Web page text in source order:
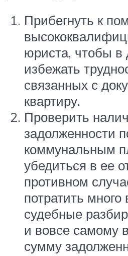
Прибегнуть к
юриста, чтобы
избежать
связанных с
квартиру.
Проверить
задолженности
коммунальным
убедиться в ее
противном
потратить
судебные
и вовсе самому
сумму